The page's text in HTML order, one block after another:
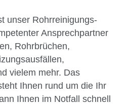
unser Rohrreinigungs-
Ansprechpartner
Rohrbrüchen,
vielem mehr. Das
Ihnen rund um die Ihr
Ihnen im Notfall schnell